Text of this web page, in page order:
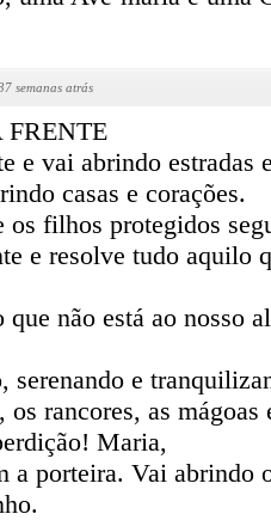
semanas atrás
e vai abrindo estradas
casas e corações.
filhos protegidos
e resolve tudo aquilo
não está ao nosso
serenando e
rancores, as mágoas
Maria,
a porteira. Vai abrindo